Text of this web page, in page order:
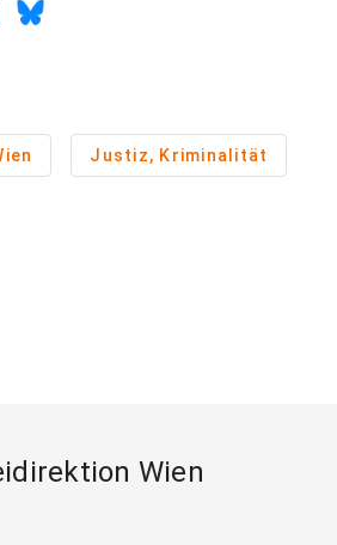
Justiz, Kriminalität
Wien